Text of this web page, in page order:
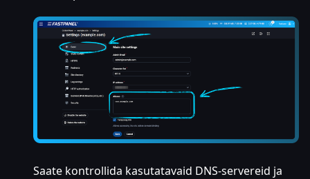
Saate kontrollida kasutatavaid DNS-servereid ja